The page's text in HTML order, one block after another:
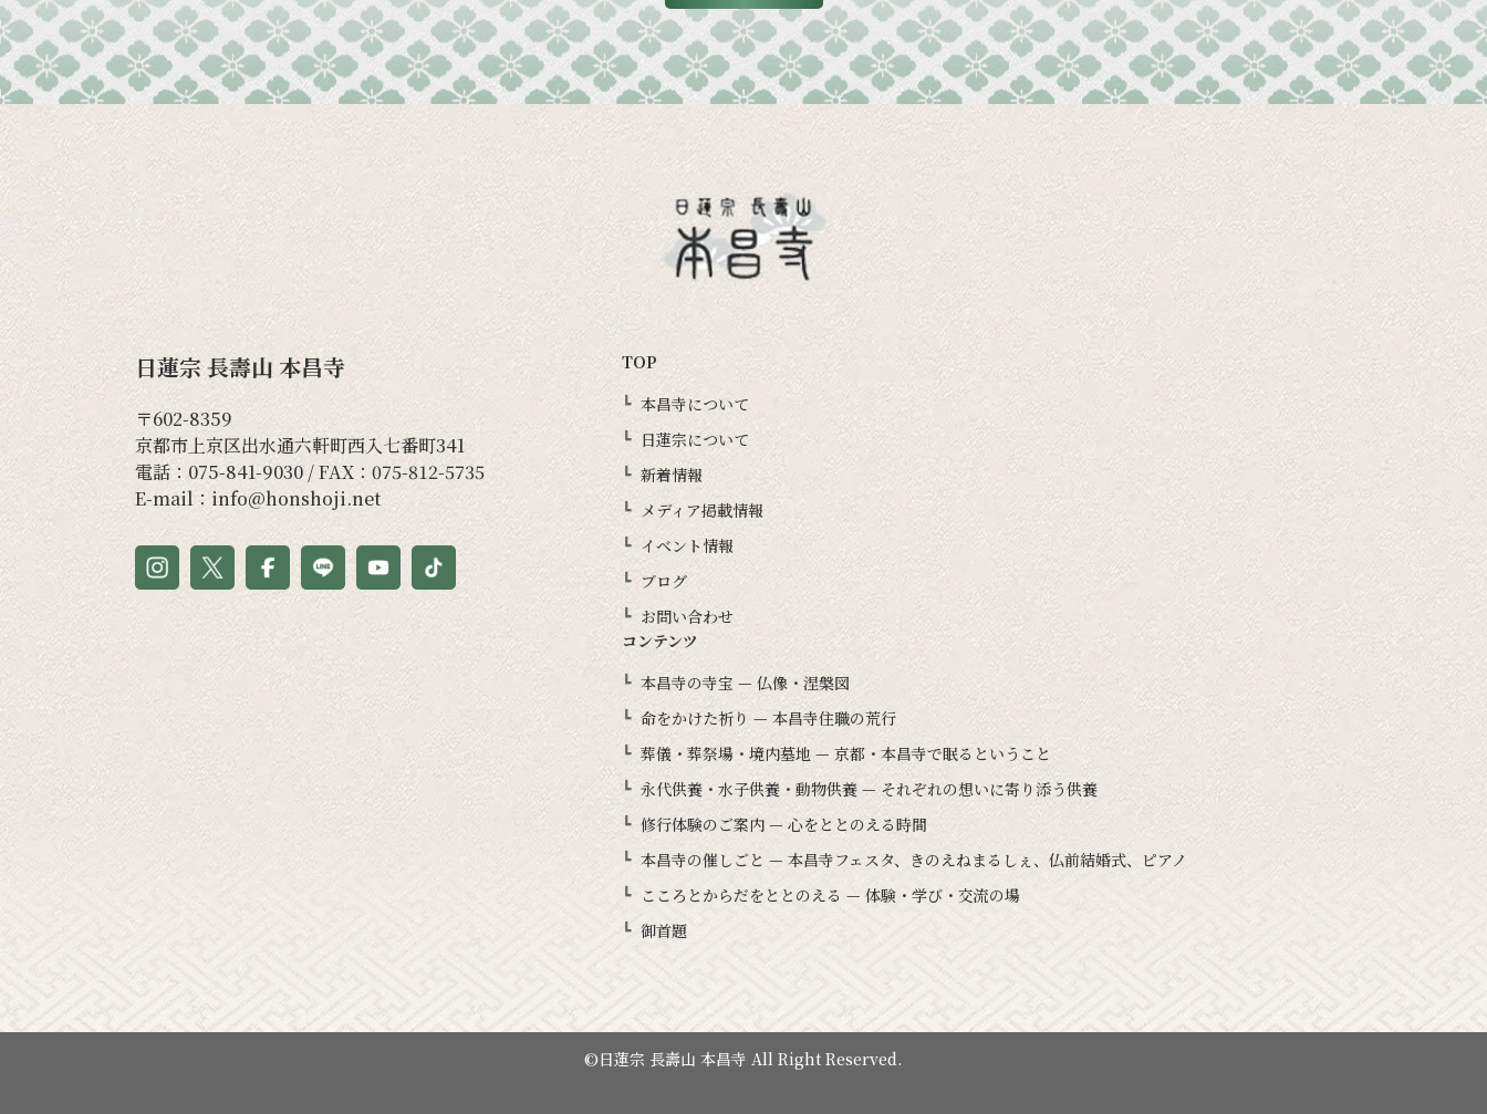
日蓮宗 長壽山 本昌寺
〒602-8359
京都市上京区出水通六軒町西入七番町341
電話： 075-841-9030/ FAX：075-812-5735
E-mail： info@honshoji.net
TOP
本昌寺について
日蓮宗について
新着情報
メディア掲載情報
イベント情報
ブログ
お問い合わせ
コンテンツ
本昌寺の寺宝 — 仏像・涅槃図
命をかけた祈り — 本昌寺住職の荒行
葬儀・葬祭場・境内墓地 — 京都・本昌寺で眠るということ
永代供養・水子供養・動物供養 — それぞれの想いに寄り添う供養
修行体験のご案内 — 心をととのえる時間
本昌寺の催しごと — 本昌寺フェスタ、きのえねまるしぇ、仏前結婚式、ピアノ
こころとからだをととのえる — 体験・学び・交流の場
御首題
©日蓮宗 長壽山 本昌寺 All Right Reserved.